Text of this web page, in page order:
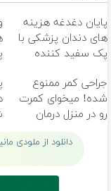
پایان دغدغه هزینه
های دندان پزشکی با
پک سفید کننده
جراحی کمر ممنوع
شده! میخوای کمرت
رو در منزل درمان
دانلود از ملودی